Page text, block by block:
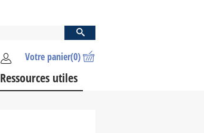
Votre panier(0)
Ressources utiles